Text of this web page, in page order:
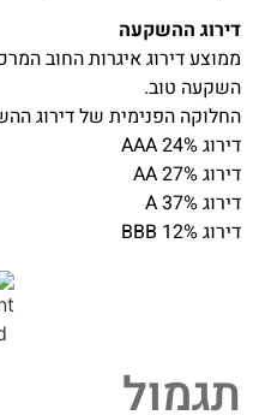
דירוג ההשקעה
השקעה טוב.
החלוקה הפנימית של דירוג
דירוג AAA 24%
דירוג AA 27%
דירוג A 37%
דירוג BBB 12%
תגמול